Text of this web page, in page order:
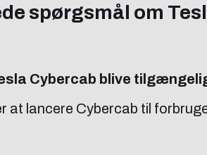
spørgsmål om
Cybercab blive
at lancere Cybercab til